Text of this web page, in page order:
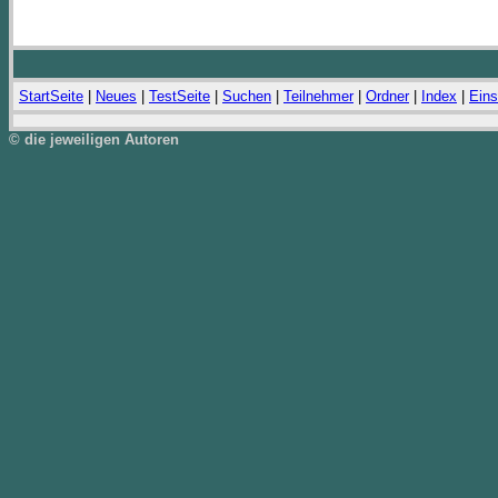
StartSeite Neues TestSeite Suchen Teilnehmer| Ordner| Index
© die jeweiligen Autoren